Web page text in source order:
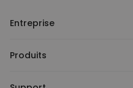
Entreprise
Produits